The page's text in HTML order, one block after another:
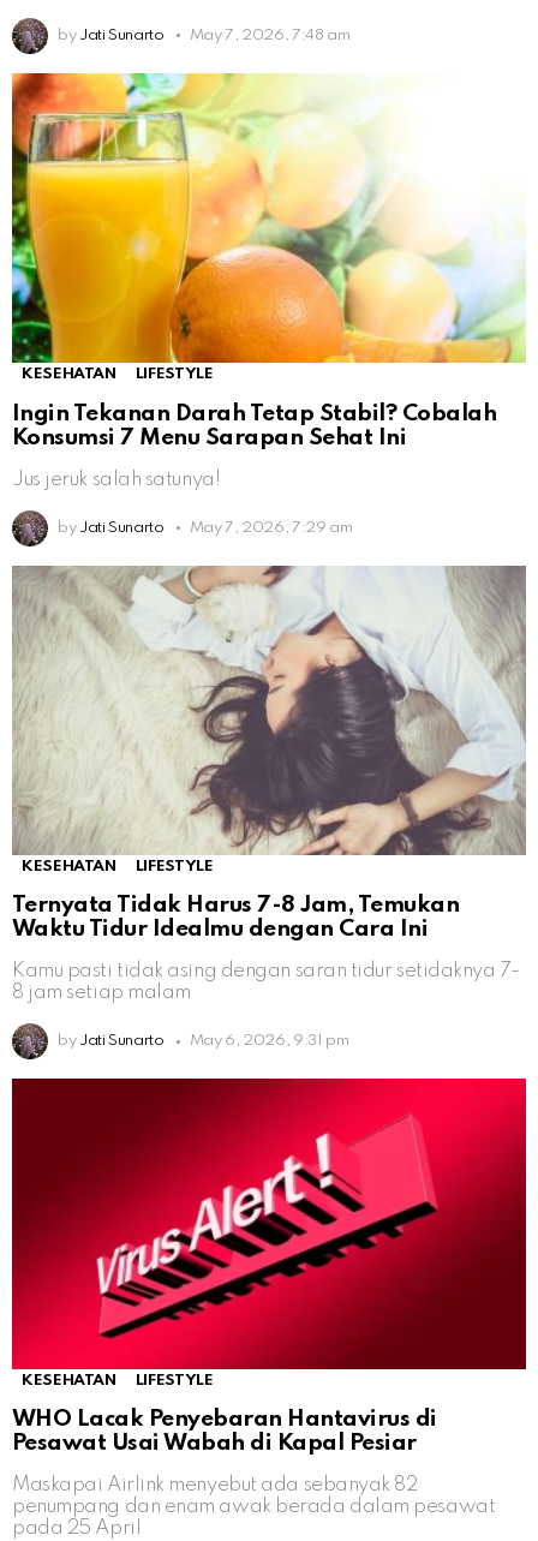
by Jati Sunarto May 7, 2026, 7:48 am
KESEHATAN LIFESTYLE
Ingin Tekanan Darah Tetap Stabil? Cobalah
Konsumsi 7 Menu Sarapan Sehat Ini
Jus jeruk salah satunya!
by Jati Sunarto May 7, 2026, 7:29 am
KESEHATAN LIFESTYLE
Ternyata Tidak Harus 7-8 Jam, Temukan
Waktu Tidur Idealmu dengan Cara Ini
Kamu pasti tidak asing dengan saran tidur setidaknya 7-
8 jam setiap malam
by Jati Sunarto May 6, 2026, 9:31 pm
KESEHATAN LIFESTYLE
WHO Lacak Penyebaran Hantavirus di
Pesawat Usai Wabah di Kapal Pesiar
Maskapai Airlink menyebut ada sebanyak 82
penumpang dan enam awak berada dalam pesawat
pada 25 April